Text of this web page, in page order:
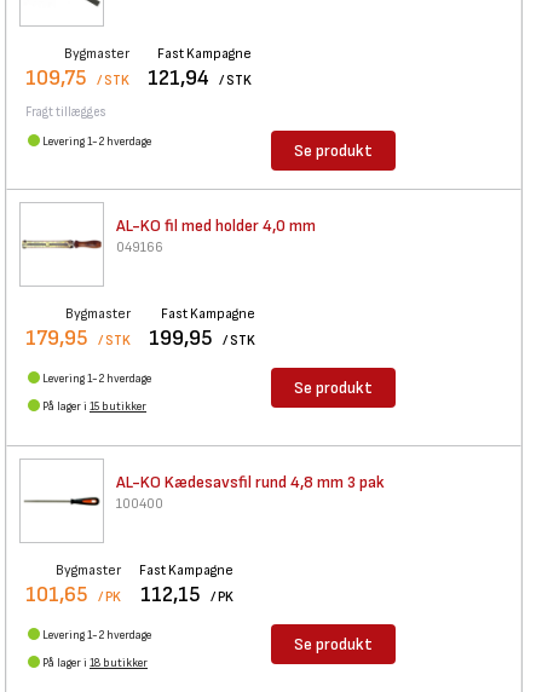
Bygmaster
109,75 / STK
Fast Kampagne
121,94 / STK
Fragt tillægges
Levering 1-2 hverdage Se produkt
AL-KO fil med holder 4,0 mm
049166
Bygmaster
179,95 / STK
Fast Kampagne
199,95 / STK
Levering 1-2 hverdage
På lager i 15 butikker
Se produkt
AL-KO Kædesavsfil rund 4,8 mm 3 pak
100400
Bygmaster
101,65 / PK
Fast Kampagne
112,15 / PK
Levering 1-2 hverdage
På lager i 18 butikker
Se produkt